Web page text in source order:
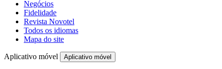
Negócios
Fidelidade
Revista Novotel
Todos os idiomas
Mapa do site
Aplicativo móvel Aplicativo móvel